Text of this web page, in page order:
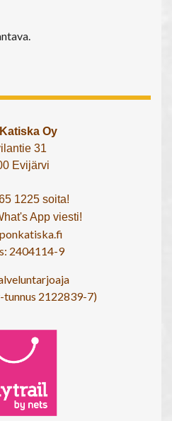
Katiska Oy
31
Evijärvi
1225 soita!
App viesti!
2404114-9
tunnus 2122839-7)